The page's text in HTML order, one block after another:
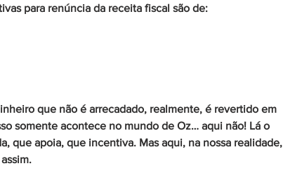
para renúncia da receita fiscal são de:
que não é arrecadado, realmente, é revertido em
somente acontece no mundo de Oz… aqui não! Lá o
que apoia, que incentiva. Mas aqui, na nossa realidade,